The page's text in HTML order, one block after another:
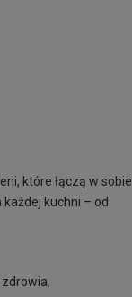
które łączą w sobie
kuchni – od